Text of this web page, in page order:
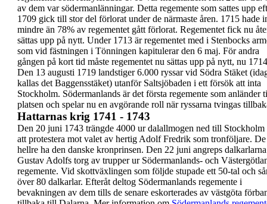
av dem varsödermanlänningar. Detta regemente som sattes upp
1709 gick till stor del förlorat under de närmaste åren. 1715 hade
mindre än 78% av regementet gått förlorat. Regementet fick nu
sättas upp på nytt. Under 1713 är regementet med i Stenbocks
som vid fästningen i Tönningen kapitulerar den 6 maj. För andra
gången på kort tid måste regementet nu sättas upp på nytt, nu 1714
Den 13 augusti 1719 landstiger 6.000 ryssar vid Södra Stäket
kallas det Baggensstäket) utanför Saltsjöbaden i ett försök att inta
Stockholm. Södermanlands är det första regemente som anländer
platsen och spelar nu en avgörande roll när ryssarna tvingas
Hattarnas krig 1741 - 1743
Den 20 juni 1743 trängde 4000 ur dalallmogen ned till Stockholm
att protestera mot valet av hertig Adolf Fredrik som tronföljare.
hellre ha den danske kronprinsen. Den 22 juni angreps
Gustav Adolfs torg av trupper ur Södermanlands- och
regemente. Vid skottväxlingen som följde stupade ett 50-tal och
över 80 dalkarlar. Efteråt deltog Södermanlands regemente i
bevakningen av dem tills de senare eskorterades av västgöta